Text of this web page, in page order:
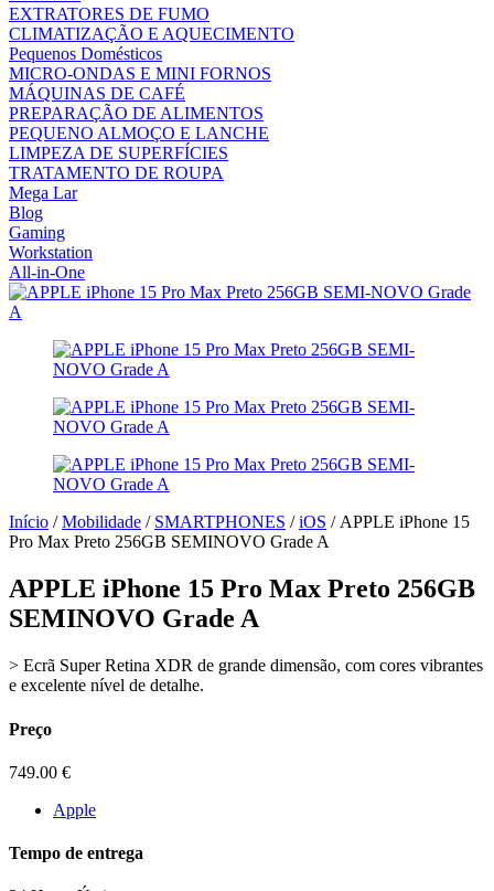
EXTRATORES DE FUMO
CLIMATIZAÇÃO E AQUECIMENTO
Pequenos Domésticos
MICRO-ONDAS E MINI FORNOS
MÁQUINAS DE CAFÉ
PREPARAÇÃO DE ALIMENTOS
PEQUENO ALMOÇO E LANCHE
LIMPEZA DE SUPERFÍCIES
TRATAMENTO DE ROUPA
Mega Lar
Blog
Gaming
Workstation
All-in-One
Início /Mobilidade / SMARTPHONES /iOS / APPLE iPhone 15
Pro Max Preto 256GB SEMINOVO Grade A
APPLE iPhone 15 Pro Max Preto 256GB
SEMINOVO Grade A
> Ecrã Super Retina XDR de grande dimensão, com cores vibrantes
e excelente nível de detalhe.
Preço
749.00 €
Apple
Tempo de entrega